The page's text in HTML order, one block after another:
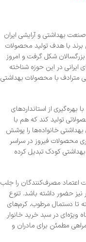
بهداشتی و آرایشی ایران
سال ۱۳۵۳ آغاز کرد. این برند با هدف تولید محصولات
شکل گرفت و امروز
در این حوزه شناخته
مترادف با محصولات بهداشتی
از استانداردهای
تولید کند که هم با
خانواده‌ها را پوشش
محصولات فیروز در سراسر
بهداشتی کودک تبدیل کرده
اعتماد مصرف‌کنندگان را جلب
نیز حضور داشته باشد. تنوع
تا دستمال مرطوب، کرم‌های
ویژه‌ای در سبد خرید خانوار
مطمئن برای مادران و